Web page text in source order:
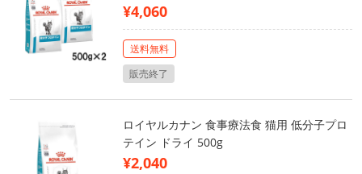
¥4,060
送料無料
販売終了
ロイヤルカナン 食事療法食 猫用 低分子プロ
テイン ドライ 500g
¥2,040